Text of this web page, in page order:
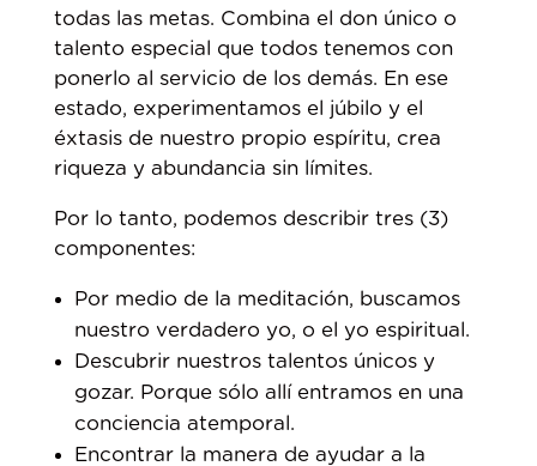
todas las metas. Combina el don único o
talento especial que todos tenemos con
ponerlo al servicio de los demás. En ese
estado, experimentamos el júbilo y el
éxtasis de nuestro propio espíritu, crea
riqueza y abundancia sin límites.
Por lo tanto, podemos describir tres (3)
componentes:
Por medio de la meditación, buscamos
nuestro verdadero yo, o el yo espiritual.
Descubrir nuestros talentos únicos y
gozar. Porque sólo allí entramos en una
conciencia atemporal.
Encontrar la manera de ayudar a la